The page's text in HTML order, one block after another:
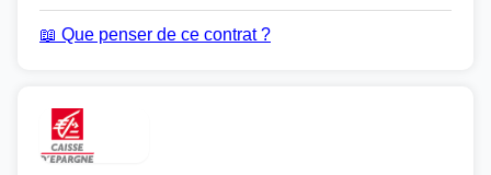
📖 Que penser de ce contrat ?